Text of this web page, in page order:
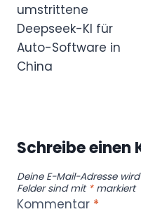
umstrittene
Deepseek-KI für
Auto-Software in
China
Schreibe einen
Deine E-Mail-Adresse
Felder sind mit *markiert
Kommentar *